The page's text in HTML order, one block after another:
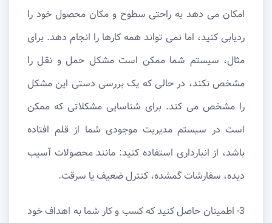
امکان می دهد به راحتی سطوح و مکان محصول خود را
ردیابی کنید، اما نمی تواند همه کارها را انجام دهد. برای
مثال، سیستم شما ممکن است مشکل حمل و نقل را
مشخص نکند، در حالی که یک بررسی دستی این مشکل
را مشخص می کند. برای شناسایی مشکلاتی که ممکن
است در سیستم مدیریت موجودی شما از قلم افتاده
باشد، از انبارداری استفاده کنید: مانند محصولات آسیب
دیده، سفارشات گمشده، کنترل ضعیف یا سرقت.
3- اطمینان حاصل کنید که کسب و کار شما به اهداف خود